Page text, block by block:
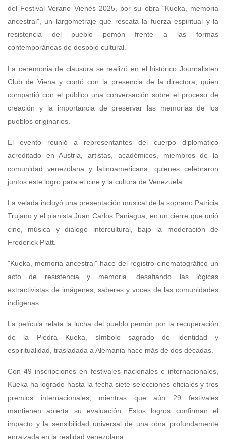
del Festival Verano Vienés 2025, por su obra "Kueka, memoria
ancestral", un largometraje que rescata la fuerza espiritual y la
resistencia del pueblo pemón frente a las formas
contemporáneas de despojo cultural.
La ceremonia de clausura se realizó en el histórico Journalisten
Club de Viena y contó con la presencia de la directora, quien
compartió con el público una conversación sobre el proceso de
creación y la importancia de preservar las memorias de los
pueblos originarios.
El evento reunió a representantes del cuerpo diplomático
acreditado en Austria, artistas, académicos, miembros de la
comunidad venezolana y latinoamericana, quienes celebraron
juntos este logro para el cine y la cultura de Venezuela.
La velada incluyó una presentación musical de la soprano Patricia
Trujano y el pianista Juan Carlos Paniagua, en un cierre que unió
cine, música y diálogo intercultural, bajo la moderación de
Frederick Platt.
"Kueka, memoria ancestral" hace del registro cinematográfico un
acto de resistencia y memoria, desafiando las lógicas
extractivistas de imágenes, saberes y voces de las comunidades
indígenas.
La película relata la lucha del pueblo pemón por la recuperación
de la Piedra Kueka, símbolo sagrado de identidad y
espiritualidad, trasladada a Alemania hace más de dos décadas.
Con 49 inscripciones en festivales nacionales e internacionales,
Kueka ha logrado hasta la fecha siete selecciones oficiales y tres
premios internacionales, mientras que aún 29 festivales
mantienen abierta su evaluación. Estos logros confirman el
impacto y la sensibilidad universal de una obra profundamente
enraizada en la realidad venezolana.